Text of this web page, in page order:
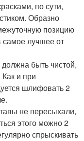
по сути,
Образно
позицию
лучшее от
быть чистой,
и при
шлифовать 2
не пересыхали,
этого можно 2
спрыскивать